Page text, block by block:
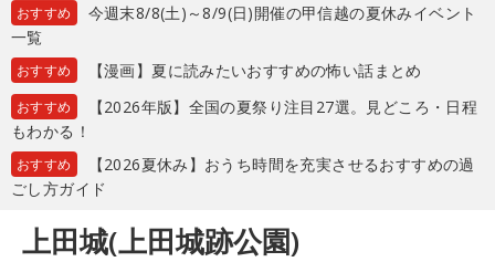
おすすめ
今週末8/8(土)～8/9(日)開催の甲信越の夏休みイベント
一覧
おすすめ 【漫画】夏に読みたいおすすめの怖い話まとめ
おすすめ
【2026年版】全国の夏祭り注目27選。見どころ・日程
もわかる！
おすすめ
【2026夏休み】おうち時間を充実させるおすすめの過
ごし方ガイド
上田城(上田城跡公園)